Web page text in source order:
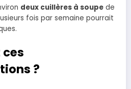
deux cuillères à soupe de
fois par semaine pourrait
ces
?